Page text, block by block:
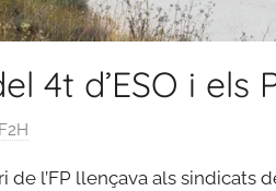
4t d’ESO i els
de l’FP llençava als